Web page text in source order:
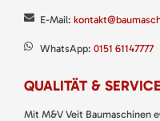
E-Mail:
WhatsApp: 0151 61147777
QUALITÄT & SERVICE
Mit M&V Veit Baumaschinen